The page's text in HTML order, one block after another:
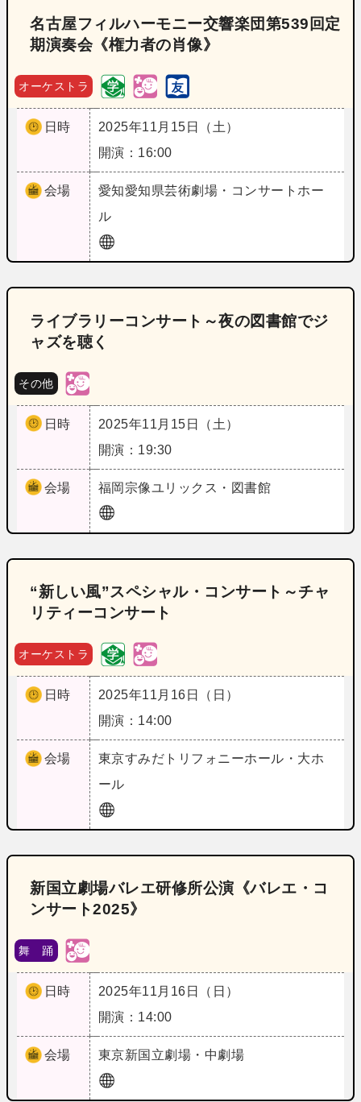
名古屋フィルハーモニー交響楽団第539回定
期演奏会《権力者の肖像》
オーケストラ
日時
2025年11月15日（土）
開演：16:00
会場 愛知愛知県芸術劇場・コンサートホー
ル
ライブラリーコンサート～夜の図書館でジ
ャズを聴く
その他
日時
2025年11月15日（土）
開演：19:30
会場 福岡 宗像ユリックス・図書館
“新しい風”スペシャル・コンサート～チャ
リティーコンサート
オーケストラ
日時
2025年11月16日（日）
開演：14:00
会場 東京すみだトリフォニーホール・大ホ
ール
新国立劇場バレエ研修所公演《バレエ・コ
ンサート2025》
舞 踊
日時
2025年11月16日（日）
開演：14:00
会場 東京新国立劇場・中劇場